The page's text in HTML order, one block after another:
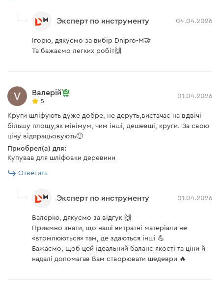
Эксперт по инструменту 04.04.2026
Ігорю, дякуємо за вибір Dnipro-M🤝
Та бажаємо легких робіт🙌
Валерій
5
01.04.2026
Круги шліфують дуже добре, не деруть,вистачає на вдвічі
більшу площу,як мінімум, чим інші, дешевші, круги. За свою
ціну відпрацьовують🙂
Приобрел(а) для:
Купував для шліфовки деревини
Ответить
Эксперт по инструменту 01.04.2026
Валерію, дякуємо за відгук 🙌
Приємно знати, що наші витратні матеріали не
«втомлюються» там, де здаються інші 💪
Бажаємо, щоб цей ідеальний баланс якості та ціни й
надалі допомагав Вам створювати шедеври 🔥